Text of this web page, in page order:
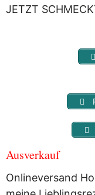
Dritte
JETZT
Ausverkauf
Onlineversand